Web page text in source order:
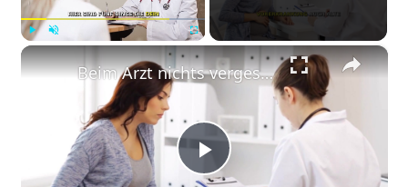
×
Play
Beim Arzt nichts vergessen - Diese 5 Infos sind entscheidend!